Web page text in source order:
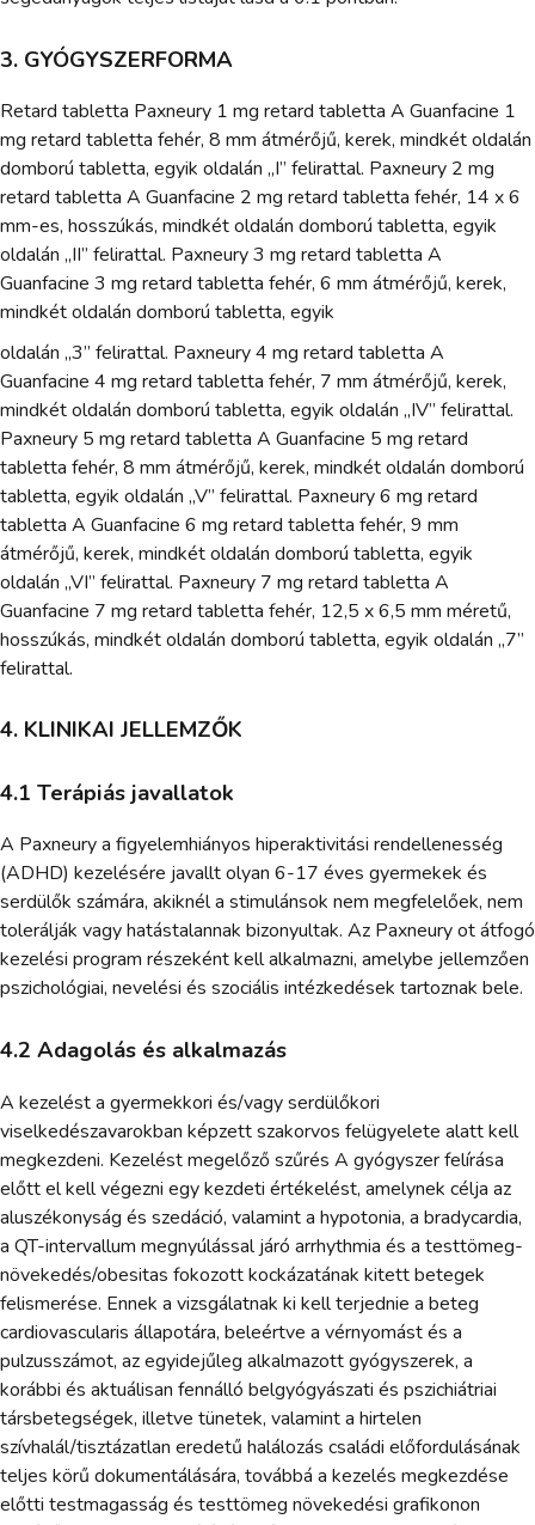
3. GYÓGYSZERFORMA
Retard tabletta Paxneury 1 mg retard tabletta A Guanfacine 1
mg retard tabletta fehér, 8 mm átmérőjű, kerek, mindkét oldalán
domború tabletta, egyik oldalán „I” felirattal. Paxneury 2 mg
retard tabletta A Guanfacine 2 mg retard tabletta fehér, 14 x 6
mm-es, hosszúkás, mindkét oldalán domború tabletta, egyik
oldalán „II” felirattal. Paxneury 3 mg retard tabletta A
Guanfacine 3 mg retard tabletta fehér, 6 mm átmérőjű, kerek,
mindkét oldalán domború tabletta, egyik
oldalán „3” felirattal. Paxneury 4 mg retard tabletta A
Guanfacine 4 mg retard tabletta fehér, 7 mm átmérőjű, kerek,
mindkét oldalán domború tabletta, egyik oldalán „IV” felirattal.
Paxneury 5 mg retard tabletta A Guanfacine 5 mg retard
tabletta fehér, 8 mm átmérőjű, kerek, mindkét oldalán domború
tabletta, egyik oldalán „V” felirattal. Paxneury 6 mg retard
tabletta A Guanfacine 6 mg retard tabletta fehér, 9 mm
átmérőjű, kerek, mindkét oldalán domború tabletta, egyik
oldalán „VI” felirattal. Paxneury 7 mg retard tabletta A
Guanfacine 7 mg retard tabletta fehér, 12,5 x 6,5 mm méretű,
hosszúkás, mindkét oldalán domború tabletta, egyik oldalán „7”
felirattal.
4. KLINIKAI JELLEMZŐK
4.1 Terápiás javallatok
A Paxneury a figyelemhiányos hiperaktivitási rendellenesség
(ADHD) kezelésére javallt olyan 6-17 éves gyermekek és
serdülők számára, akiknél a stimulánsok nem megfelelőek, nem
tolerálják vagy hatástalannak bizonyultak. Az Paxneury ot átfogó
kezelési program részeként kell alkalmazni, amelybe jellemzően
pszichológiai, nevelési és szociális intézkedések tartoznak bele.
4.2 Adagolás és alkalmazás
A kezelést a gyermekkori és/vagy serdülőkori
viselkedészavarokban képzett szakorvos felügyelete alatt kell
megkezdeni. Kezelést megelőző szűrés A gyógyszer felírása
előtt el kell végezni egy kezdeti értékelést, amelynek célja az
aluszékonyság és szedáció, valamint a hypotonia, a bradycardia,
a QT-intervallum megnyúlással járó arrhythmia és a testtömeg-
növekedés/obesitas fokozott kockázatának kitett betegek
felismerése. Ennek a vizsgálatnak ki kell terjednie a beteg
cardiovascularis állapotára, beleértve a vérnyomást és a
pulzusszámot, az egyidejűleg alkalmazott gyógyszerek, a
korábbi és aktuálisan fennálló belgyógyászati és pszichiátriai
társbetegségek, illetve tünetek, valamint a hirtelen
szívhalál/tisztázatlan eredetű halálozás családi előfordulásának
teljes körű dokumentálására, továbbá a kezelés megkezdése
előtti testmagasság és testtömeg növekedési grafikonon